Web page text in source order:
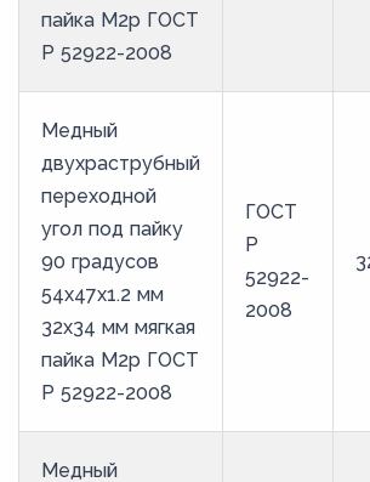
пайка М2р ГОСТ
Р 52922-2008
Медный
двухраструбный
переходной
угол под пайку
90 градусов
54х47х1.2 мм
32х34 мм мягкая
пайка М2р ГОСТ
Р 52922-2008
ГОСТ
Р
52922-
2008
Медный